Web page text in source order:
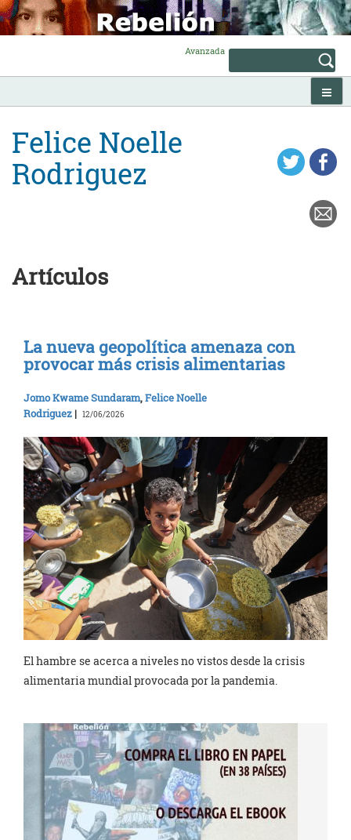
Skip
to
content
Avanzada
Felice Noelle
Rodriguez
Artículos
La nueva geopolítica amenaza con
provocar más crisis alimentarias
Jomo Kwame Sundaram,Felice Noelle
Rodriguez | 12/06/2026
El hambre se acerca a niveles no vistos desde la crisis
alimentaria mundial provocada por la pandemia.